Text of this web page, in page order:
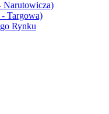
Narutowicza)
Targowa)
Rynku